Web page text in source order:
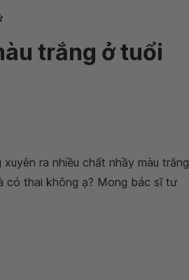
trắng ở tuổi
xuyên ra nhiều chất nhầy màu trắng
có thai không ạ? Mong bác sĩ tư